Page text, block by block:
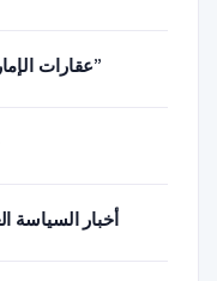
“عقارات الإمارات: رؤية مستقبلية تحت راية الاتحاد”
أخبار السياسة